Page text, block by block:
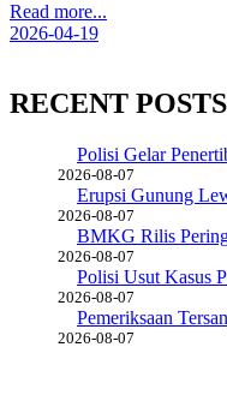
Read more...
2026-04-19
RECENT POSTS
Polisi Gelar
2026-08-07
Erupsi Gunung
2026-08-07
BMKG Rilis
2026-08-07
Polisi Usut Kasus
2026-08-07
Pemeriksaan
2026-08-07